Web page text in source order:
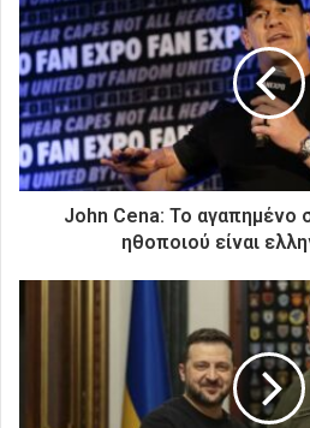
τ
η
ν
η
λ
ε
κ
τ
John Cena: Το αγαπημένο
ηθοποιού είναι